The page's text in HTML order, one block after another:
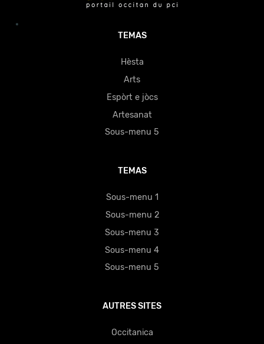
TEMAS
Hèsta
Arts
Espòrt e jòcs
Artesanat
Sous-menu 5
TEMAS
Sous-menu 1
Sous-menu 2
Sous-menu 3
Sous-menu 4
Sous-menu 5
AUTRES SITES
Occitanica